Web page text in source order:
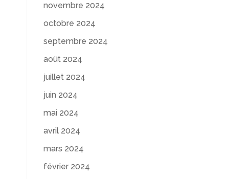
novembre 2024
octobre 2024
septembre 2024
août 2024
juillet 2024
juin 2024
mai 2024
avril 2024
mars 2024
février 2024